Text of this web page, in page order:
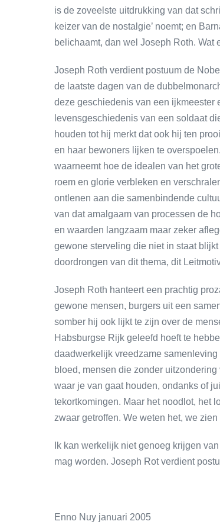
is de zoveelste uitdrukking van dat
keizer van de nostalgie’ noemt; en
belichaamt, dan wel Joseph Roth. Wat
Joseph Roth verdient postuum de
de laatste dagen van de
deze geschiedenis van een ijkmeester
levensgeschiedenis van een soldaat
houden tot hij merkt dat ook hij ten
en haar bewoners lijken te
waarneemt hoe de idealen van het
roem en glorie verbleken en
ontlenen aan die samenbindende
van dat amalgaam van processen de
en waarden langzaam maar zeker
gewone sterveling die niet in staat
doordrongen van dit thema, dit
Joseph Roth hanteert een prachtig
gewone mensen, burgers uit een
somber hij ook lijkt te zijn over de
Habsburgse Rijk geleefd hoeft te
daadwerkelijk vreedzame
bloed, mensen die zonder
waar je van gaat houden, ondanks of
tekortkomingen. Maar het noodlot, het
zwaar getroffen. We weten het, we
Ik kan werkelijk niet genoeg krijgen
mag worden. Joseph Rot verdient
Enno Nuy januari 2005